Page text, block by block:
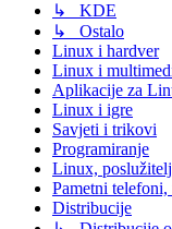
↳ KDE
↳ Ostalo
Linux i hardver
Linux i
Aplikacije za
Linux i igre
Savjeti i trikovi
Programiranje
Linux,
Pametni
Distribucije